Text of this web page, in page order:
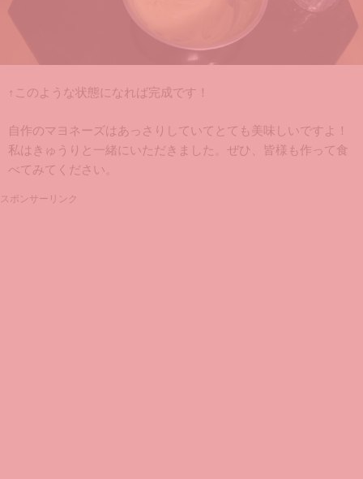
↑このような状態になれば完成です！
自作のマヨネーズはあっさりしていてとても美味しいですよ！
私はきゅうりと一緒にいただきました。ぜひ、皆様も作って食
べてみてください。
スポンサーリンク